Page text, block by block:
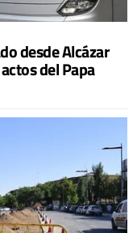
desde Alcázar
del Papa